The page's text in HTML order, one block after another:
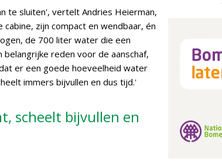
te sluiten', vertelt Andries Heierman,
zijn compact en wendbaar, én
de 700 liter water die een
belangrijke reden voor de aanschaf,
er een goede hoeveelheid water
immers bijvullen en dus tijd.'
scheelt bijvullen en